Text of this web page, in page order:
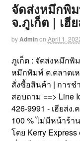
จัดส่งหมึกพิ
จ.ภูเก็ต | เฮี
byAdminon April 1,
ภูเก็ต : จัดส่งหมึกพิ
หมึกพิมพ์ ต.ตลาดเห
สั่งซื้อสินค้า | การช
สอบถาม ==> Line
426-9991 - เฮียส่
100 % ไม่มีหน้าร้า
โดย Kerry